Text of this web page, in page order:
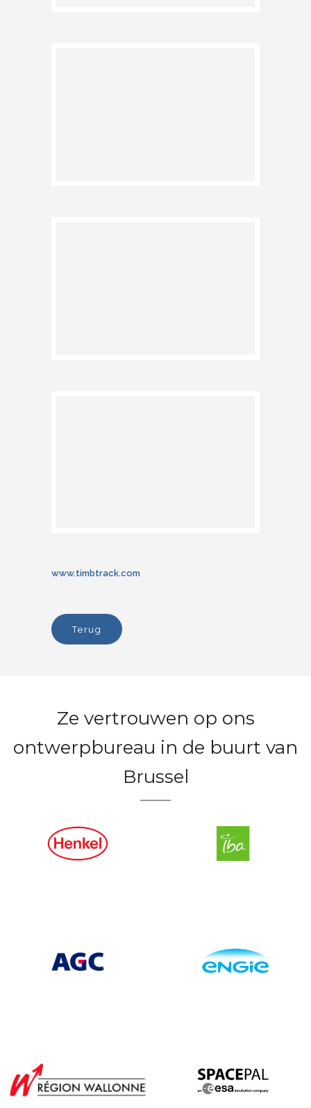
www.timbtrack.com
terug
Ze vertrouwen op ons
ontwerpbureau in de buurt van
Brussel